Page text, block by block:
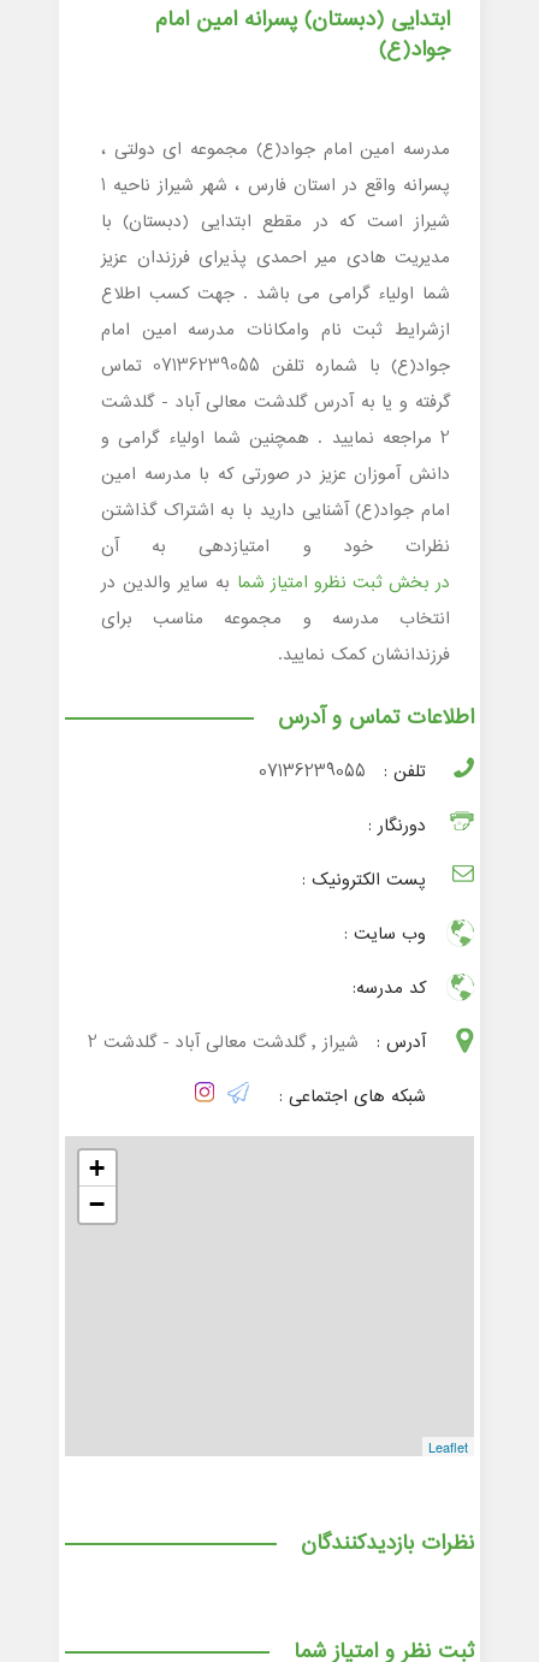
ابتدایی (دبستان) پسرانه امین امام
جواد(ع)
مدرسه امین امام جواد(ع) مجموعه ای دولتی ،
پسرانه واقع در استان فارس ، شهر شیراز ناحیه 1
شیراز است که در مقطع ابتدایی (دبستان) با
مدیریت هادی میر احمدی پذیرای فرزندان عزیز
شما اولیاء گرامی می باشد . جهت کسب اطلاع
ازشرایط ثبت نام وامکانات مدرسه امین امام
جواد(ع) با شماره تلفن 07136239055 تماس
گرفته و یا به آدرس گلدشت معالی آباد - گلدشت
2 مراجعه نمایید . همچنین شما اولیاء گرامی و
دانش آموزان عزیز در صورتی که با مدرسه امین
امام جواد(ع) آشنایی دارید با به اشتراک گذاشتن
نظرات خود و امتیازدهی به آن
در بخش ثبت نظرو امتیاز شما به سایر والدین در
انتخاب مدرسه و مجموعه مناسب برای
فرزندانشان کمک نمایید.
اطلاعات تماس و آدرس
تلفن :
07136239055
دورنگار :
پست الکترونیک :
وب سایت :
کد مدرسه:
آدرس :
شیراز , گلدشت معالی آباد - گلدشت 2
شبکه های اجتماعی :
+
−
Leaflet
نظرات بازدیدکنندگان
ثبت نظر و امتیاز شما